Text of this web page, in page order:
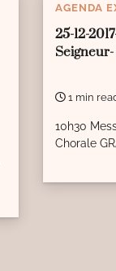
AGENDA
25-12-
1 min
10h30
Chorale